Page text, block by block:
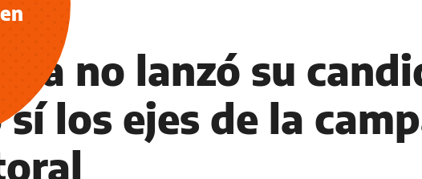
no lanzó su
los ejes de la